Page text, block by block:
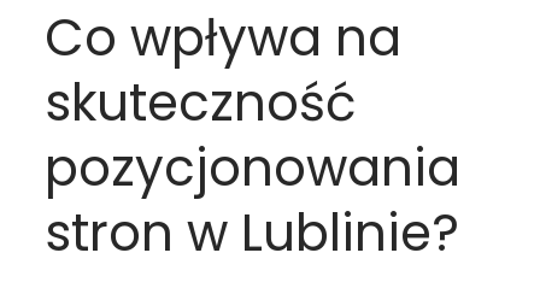
Co wpływa na
skuteczność
pozycjonowania
stron w Lublinie?